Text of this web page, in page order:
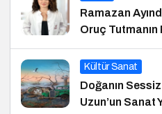
Ramazan
Oruç Tutmanın
Kültür Sanat
Doğanın
Uzun’un Sanat